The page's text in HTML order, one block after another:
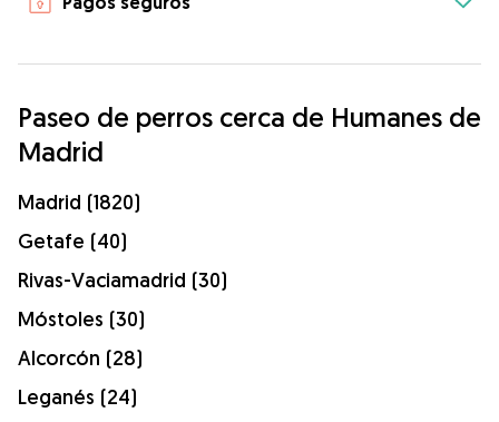
Paseo de perros cerca de Humanes de
Madrid
Madrid (1820)
Getafe (40)
Rivas-Vaciamadrid (30)
Móstoles (30)
Alcorcón (28)
Leganés (24)